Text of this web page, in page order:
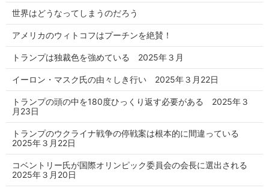
世界はどうなってしまうのだろう
アメリカのウィトコフはプーチンを絶賛！
トランプは独裁色を強めている 2025年３月
イーロン・マスク氏の由々しき行い 2025年３月22日
トランプの頭の中を180度ひっくり返す必要がある 2025年３
月23日
トランプのウクライナ戦争の停戦案は根本的に間違っている
2025年３月22日
コベントリー氏が国際オリンピック委員会の会長に選出される
2025年３月20日